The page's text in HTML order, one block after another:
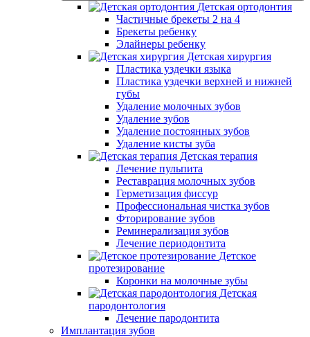
Детская ортодонтия
Частичные брекеты 2 на 4
Брекеты ребенку
Элайнеры ребенку
Детская хирургия
Пластика уздечки языка
Пластика уздечки верхней и нижней
губы
Удаление молочных зубов
Удаление зубов
Удаление постоянных зубов
Удаление кисты зуба
Детская терапия
Лечение пульпита
Реставрация молочных зубов
Герметизация фиссур
Профессиональная чистка зубов
Фторирование зубов
Реминерализация зубов
Лечение периодонтита
Детское
протезирование
Коронки на молочные зубы
Детская
пародонтология
Лечение пародонтита
Имплантация зубов